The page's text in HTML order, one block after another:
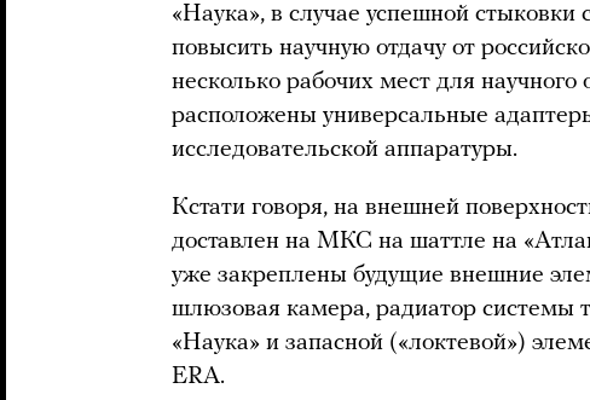
«Наука», в случае успешной стыковки
повысить научную отдачу от
несколько рабочих мест для научного
расположены универсальные
исследовательской аппаратуры.
Кстати говоря, на внешней
доставлен на МКС на шаттле на
уже закреплены будущие внешние
шлюзовая камера, радиатор системы
«Наука» и запасной («локтевой»)
ERA.